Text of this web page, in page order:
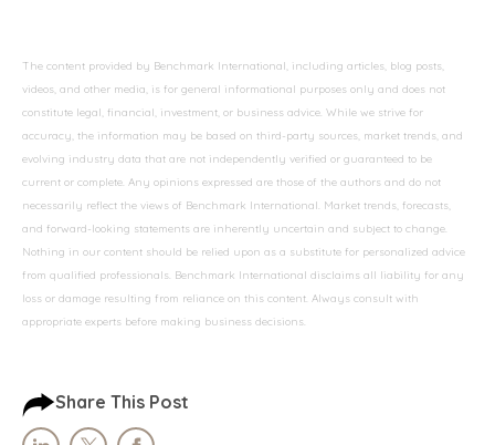
The content provided by Benchmark International, including articles, blog posts,
videos, and other media, is for general informational purposes only and does not
constitute legal, financial, investment, or business advice. While we strive for
accuracy, the information may be based on third-party sources, market trends, and
evolving industry data that are not independently verified or guaranteed to be
current or complete. Any opinions expressed are those of the authors and do not
necessarily reflect the views of Benchmark International. Market trends, forecasts,
and forward-looking statements are inherently uncertain and subject to change.
Nothing in our content should be relied upon as a substitute for personalized advice
from qualified professionals. Benchmark International disclaims all liability for any
loss or damage resulting from reliance on this content. Always consult with
appropriate experts before making business decisions.
Share This Post